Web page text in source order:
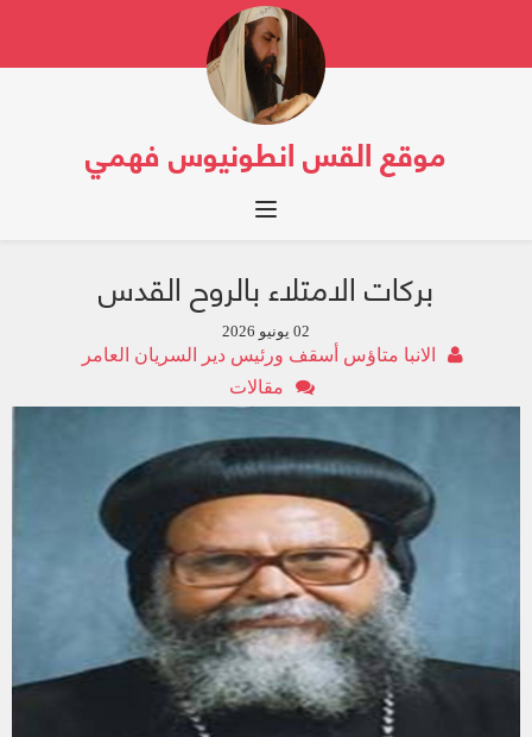
موقع القس انطونيوس فهمي
Toggle navigation
بركات الامتلاء بالروح القدس
02 يونيو 2026
الانبا متاؤس أسقف ورئيس دير السريان العامر
مقالات